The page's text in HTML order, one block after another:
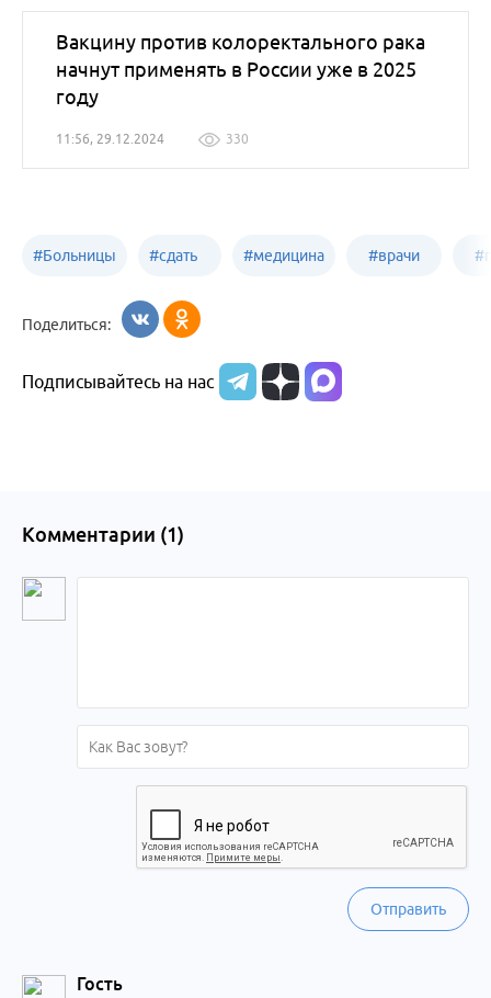
Вакцину против колоректального рака
начнут применять в России уже в 2025
году
11:56, 29.12.2024 330
#Больницы #сдать
анализы
в
Бийске
#медицина #врачи #
Поделиться:
Подписывайтесь на нас
Комментарии (1)
Отправить
Гость